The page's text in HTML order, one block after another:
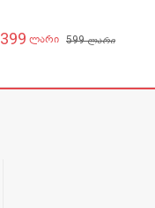
399 ლარი 599ლარი